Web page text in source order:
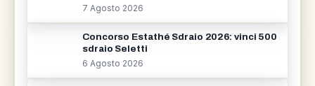
7 Agosto 2026
Concorso Estathé Sdraio 2026: vinci 500
sdraio Seletti
6 Agosto 2026